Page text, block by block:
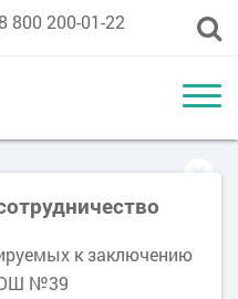
800 200-01-22
к заключению
№39